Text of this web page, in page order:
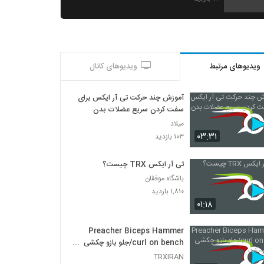
TRX PUSH UP LEVEL3 _شنا با تی ارایکس
۱۲ بازدید
سطح ۴
۱۱ بازدید
TRX BICEPS CURL LEVEL 1_جلو بازو
سطح ۱
سطح ۲
۱۳ بازدید
ویدیوهای مرتبط ویدیوهای کانال
۰۳:۳۱
آموزش چند حرکت تی آر ایکس برای
سفت کردن سریع عضلات بدن
میلاد
۱۰۳ بازدید
۰۱:۱۸
تی آر ایکس TRX چیست؟
باشگاه موفقان
۱,۸۱۰ بازدید
Preacher Biceps Hammer
curl on bench/جلو بازو چکشی
لاری با نیمکت
TRXIRAN